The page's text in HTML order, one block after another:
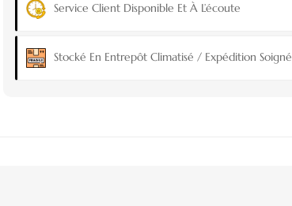
Service Client Disponible Et À L’écoute
Stocké En Entrepôt Climatisé / Expédition